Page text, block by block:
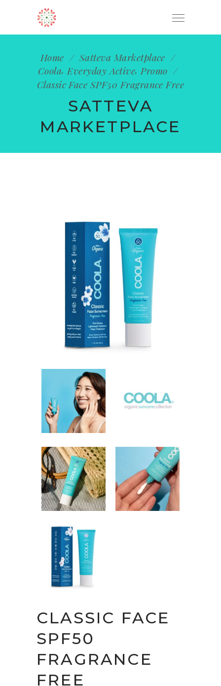
Home / Satteva Marketplace /
Coola, Everyday Active, Promo /
Classic Face SPF50 Fragrance Free
SATTEVA
MARKETPLACE
CLASSIC FACE
SPF50
FRAGRANCE
FREE
ENVÍO GRATUITO EN PEDIDOS MAYORES
OK